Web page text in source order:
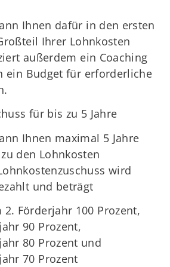
Ihnen dafür in den ersten
Ihrer Lohnkosten
außerdem ein Coaching
ein Budget für erforderliche
für bis zu 5 Jahre
Ihnen maximal 5 Jahre
den Lohnkosten
wird
und beträgt
Förderjahr 100 Prozent,
90 Prozent,
80 Prozent und
70 Prozent